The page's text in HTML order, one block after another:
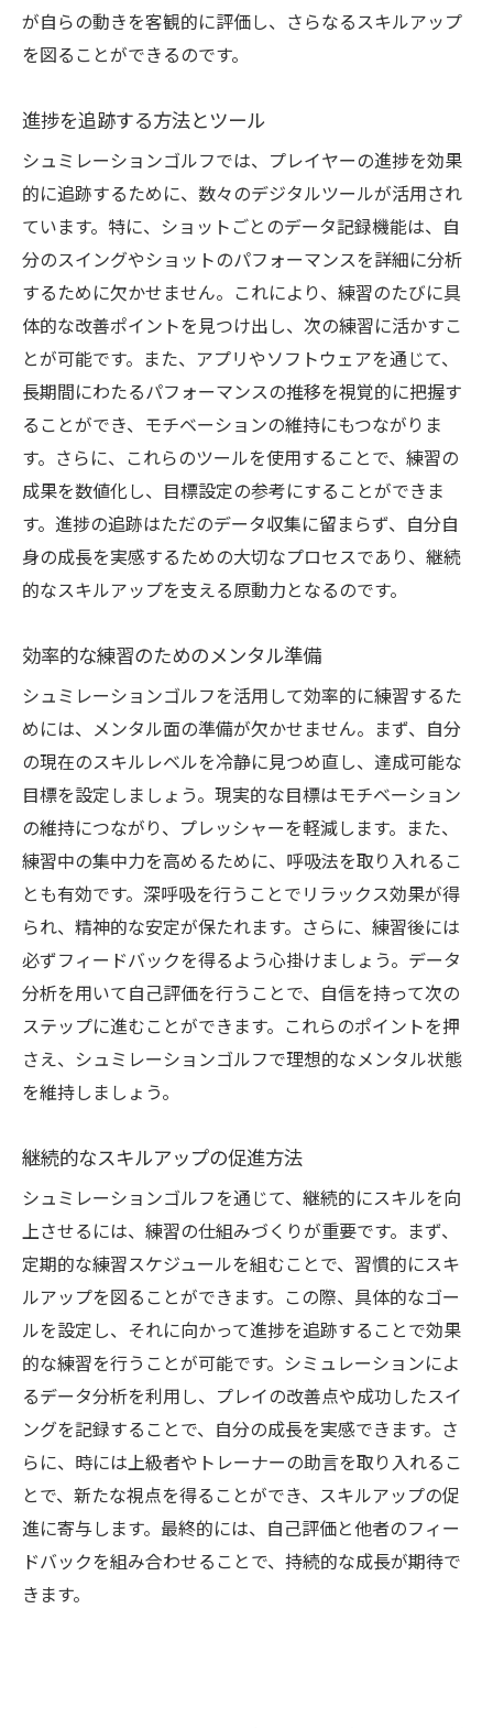
が自らの動きを客観的に評価し、さらなるスキルアップ
を図ることができるのです。
進捗を追跡する方法とツール
シュミレーションゴルフでは、プレイヤーの進捗を効果
的に追跡するために、数々のデジタルツールが活用され
ています。特に、ショットごとのデータ記録機能は、自
分のスイングやショットのパフォーマンスを詳細に分析
するために欠かせません。これにより、練習のたびに具
体的な改善ポイントを見つけ出し、次の練習に活かすこ
とが可能です。また、アプリやソフトウェアを通じて、
長期間にわたるパフォーマンスの推移を視覚的に把握す
ることができ、モチベーションの維持にもつながりま
す。さらに、これらのツールを使用することで、練習の
成果を数値化し、目標設定の参考にすることができま
す。進捗の追跡はただのデータ収集に留まらず、自分自
身の成長を実感するための大切なプロセスであり、継続
的なスキルアップを支える原動力となるのです。
効率的な練習のためのメンタル準備
シュミレーションゴルフを活用して効率的に練習するた
めには、メンタル面の準備が欠かせません。まず、自分
の現在のスキルレベルを冷静に見つめ直し、達成可能な
目標を設定しましょう。現実的な目標はモチベーション
の維持につながり、プレッシャーを軽減します。また、
練習中の集中力を高めるために、呼吸法を取り入れるこ
とも有効です。深呼吸を行うことでリラックス効果が得
られ、精神的な安定が保たれます。さらに、練習後には
必ずフィードバックを得るよう心掛けましょう。データ
分析を用いて自己評価を行うことで、自信を持って次の
ステップに進むことができます。これらのポイントを押
さえ、シュミレーションゴルフで理想的なメンタル状態
を維持しましょう。
継続的なスキルアップの促進方法
シュミレーションゴルフを通じて、継続的にスキルを向
上させるには、練習の仕組みづくりが重要です。まず、
定期的な練習スケジュールを組むことで、習慣的にスキ
ルアップを図ることができます。この際、具体的なゴー
ルを設定し、それに向かって進捗を追跡することで効果
的な練習を行うことが可能です。シミュレーションによ
るデータ分析を利用し、プレイの改善点や成功したスイ
ングを記録することで、自分の成長を実感できます。さ
らに、時には上級者やトレーナーの助言を取り入れるこ
とで、新たな視点を得ることができ、スキルアップの促
進に寄与します。最終的には、自己評価と他者のフィー
ドバックを組み合わせることで、持続的な成長が期待で
きます。